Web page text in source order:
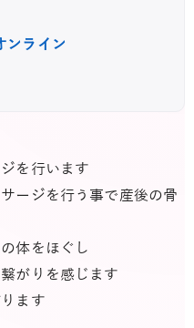
ンライン
を行います
ージを行う事で産後の骨
体をほぐし
がりを感じます
ます